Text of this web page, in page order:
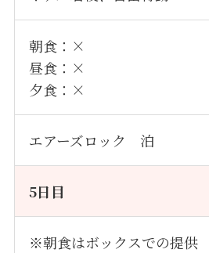
朝食：×
昼食：×
夕食：×
エアーズロック 泊
5日目
※朝食はボックスでの提供